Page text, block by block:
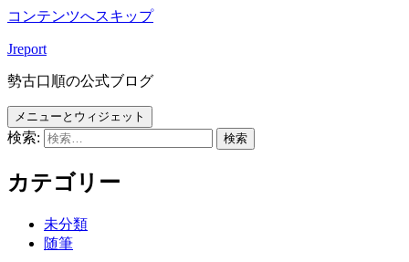
コンテンツへスキップ
Jreport
勢古口順の公式ブログ
メニューとウィジェット
検索:
カテゴリー
未分類
随筆